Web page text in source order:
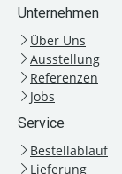
Unternehmen
Über Uns
Ausstellung
Referenzen
Jobs
Service
Bestellablauf
Lieferung